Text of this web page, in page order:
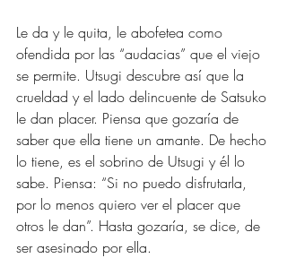
Le da y le quita, le abofetea como
ofendida por las “audacias” que el viejo
se permite. Utsugi descubre así que la
crueldad y el lado delincuente de Satsuko
le dan placer. Piensa que gozaría de
saber que ella tiene un amante. De hecho
lo tiene, es el sobrino de Utsugi y él lo
sabe. Piensa: “Si no puedo disfrutarla,
por lo menos quiero ver el placer que
otros le dan”. Hasta gozaría, se dice, de
ser asesinado por ella.